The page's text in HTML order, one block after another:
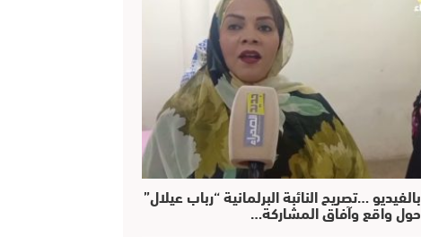
بالفيديو …تصريح النائبة البرلمانية “رباب عيلال”
حول واقع وآفاق المشاركة…